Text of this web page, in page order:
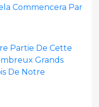
Commencera Par
Partie De Cette
Grands
De Notre